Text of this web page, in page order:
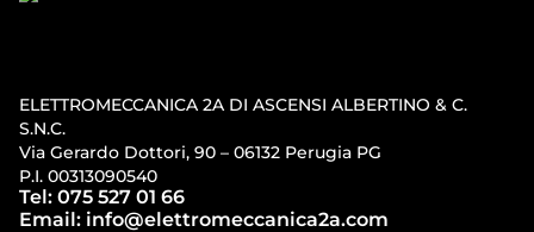
ELETTROMECCANICA 2A DI ASCENSI ALBERTINO & C.
S.N.C.
Via Gerardo Dottori, 90 – 06132 Perugia PG
P.I. 00313090540
Tel: 075 527 01 66
Email: info@elettromeccanica2a.com